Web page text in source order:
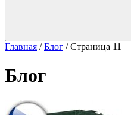
Главная / Блог / Страница 11
Блог